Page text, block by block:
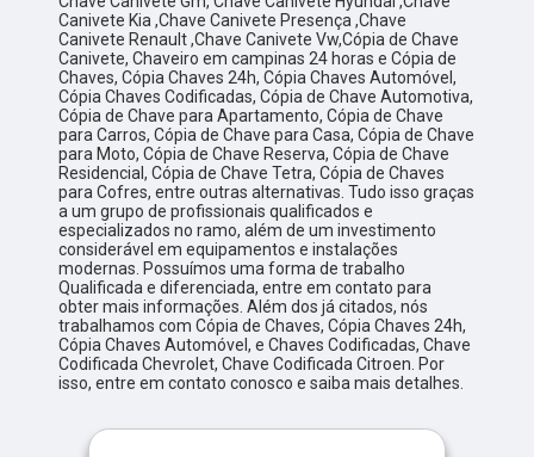
Canivete Kia ,Chave Canivete Presença ,Chave
Canivete Renault ,Chave Canivete Vw,Cópia de Chave
Canivete, Chaveiro em campinas 24 horas e Cópia de
Chaves, Cópia Chaves 24h, Cópia Chaves Automóvel,
Cópia Chaves Codificadas, Cópia de Chave Automotiva,
Cópia de Chave para Apartamento, Cópia de Chave
para Carros, Cópia de Chave para Casa, Cópia de Chave
para Moto, Cópia de Chave Reserva, Cópia de Chave
Residencial, Cópia de Chave Tetra, Cópia de Chaves
para Cofres, entre outras alternativas. Tudo isso graças
a um grupo de profissionais qualificados e
especializados no ramo, além de um investimento
considerável em equipamentos e instalações
modernas. Possuímos uma forma de trabalho
Qualificada e diferenciada, entre em contato para
obter mais informações. Além dos já citados, nós
trabalhamos com Cópia de Chaves, Cópia Chaves 24h,
Cópia Chaves Automóvel, e Chaves Codificadas, Chave
Codificada Chevrolet, Chave Codificada Citroen. Por
isso, entre em contato conosco e saiba mais detalhes.